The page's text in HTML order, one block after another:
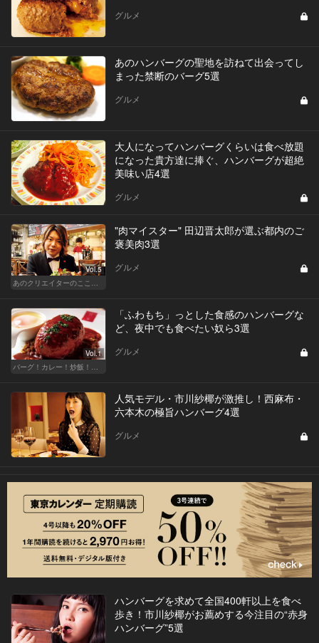
グルメ
あのハンバーグの聖地を訪ねて出会ってし
まった禁断のバーグ5選
グルメ
大人になってハンバーグくらいは食べ放題
になった貴方達に捧ぐ、ハンバーグが超絶
美味い店4選
グルメ
Vol.5
あのクリエイターのここぞのチカラ飯
"肉マイスター" 田辺晋太郎が選ぶ都内のご
褒美肉3選
グルメ
Vol.1
バーグ！カレー！炒飯！我慢ならぬ深夜のフードテロ
「ふわもち」っとした食感のハンバーグな
ど、夜中でも食べたい奴ら3選
グルメ
人気モデル・市川紗椰が激推し！西麻布・
六本木の極旨ハンバーグ4選
グルメ
ハンバーグを求めて全国400軒以上を食べ
歩き！市川紗椰がお薦めする今注目の“赤身
ハンバーグ”5選